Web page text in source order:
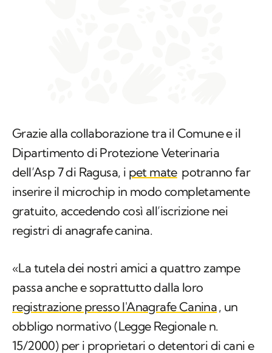
Grazie alla collaborazione tra il Comune e il
Dipartimento di Protezione Veterinaria
dell’Asp 7 di Ragusa, i pet mate potranno far
inserire il microchip in modo completamente
gratuito, accedendo così all’iscrizione nei
registri di anagrafe canina.
«La tutela dei nostri amici a quattro zampe
passa anche e soprattutto dalla loro
registrazione presso l'Anagrafe Canina
obbligo normativo (Legge Regionale n.